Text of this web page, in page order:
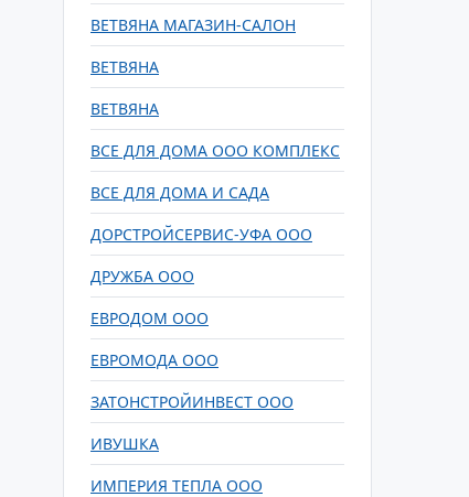
ВЕТВЯНА МАГАЗИН-САЛОН
ВЕТВЯНА
ВЕТВЯНА
ВСЕ ДЛЯ ДОМА ООО КОМПЛЕКС
ВСЕ ДЛЯ ДОМА И САДА
ДОРСТРОЙСЕРВИС-УФА ООО
ДРУЖБА ООО
ЕВРОДОМ ООО
ЕВРОМОДА ООО
ЗАТОНСТРОЙИНВЕСТ ООО
ИВУШКА
ИМПЕРИЯ ТЕПЛА ООО